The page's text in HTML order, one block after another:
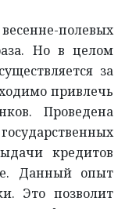
полевых
Но в целом
за
привлечь
Проведена
кредитов
Данный опыт
Это позволит